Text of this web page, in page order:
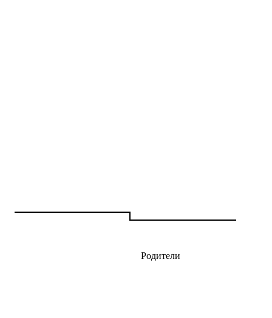
Родители